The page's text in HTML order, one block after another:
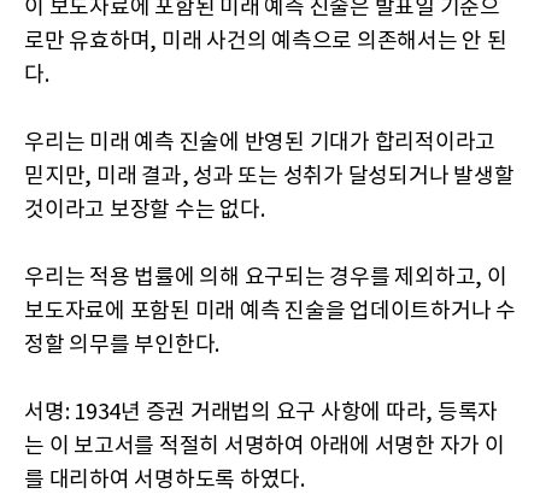
이 보도자료에 포함된 미래 예측 진술은 발표일 기준으
로만 유효하며, 미래 사건의 예측으로 의존해서는 안 된
다.
우리는 미래 예측 진술에 반영된 기대가 합리적이라고
믿지만, 미래 결과, 성과 또는 성취가 달성되거나 발생할
것이라고 보장할 수는 없다.
우리는 적용 법률에 의해 요구되는 경우를 제외하고, 이
보도자료에 포함된 미래 예측 진술을 업데이트하거나 수
정할 의무를 부인한다.
서명: 1934년 증권 거래법의 요구 사항에 따라, 등록자
는 이 보고서를 적절히 서명하여 아래에 서명한 자가 이
를 대리하여 서명하도록 하였다.